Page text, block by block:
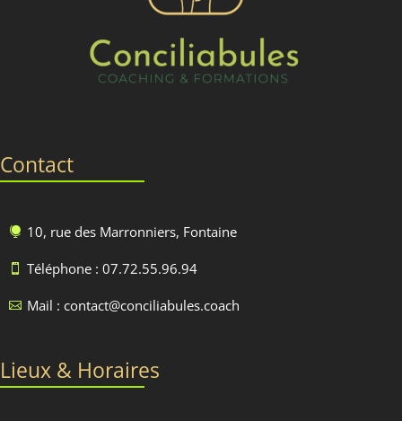
Contact
 10, rue des Marronniers, Fontaine
 Téléphone : 07.72.55.96.94
 Mail : contact@conciliabules.coach
Lieux & Horaires